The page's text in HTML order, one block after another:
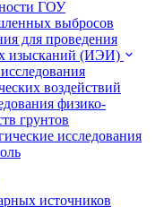
ГОУ
выбросов
для проведения
изысканий (ИЭИ)
воздействий
физико-
грунтов
исследования
источников